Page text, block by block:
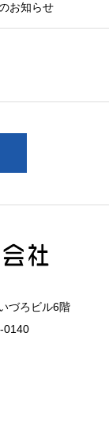
お知らせ
づろビル6階
0140